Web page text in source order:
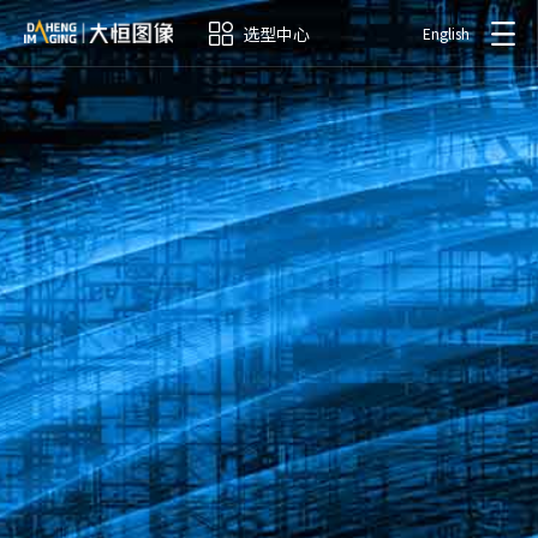
选型中心 English